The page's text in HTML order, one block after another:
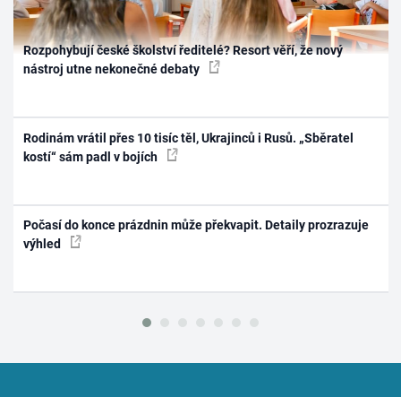
Rozpohybují české školství ředitelé? Resort věří, že nový
nástroj utne nekonečné debaty
Rodinám vrátil přes 10 tisíc těl, Ukrajinců i Rusů. „Sběratel
kostí“ sám padl v bojích
Počasí do konce prázdnin může překvapit. Detaily prozrazuje
výhled